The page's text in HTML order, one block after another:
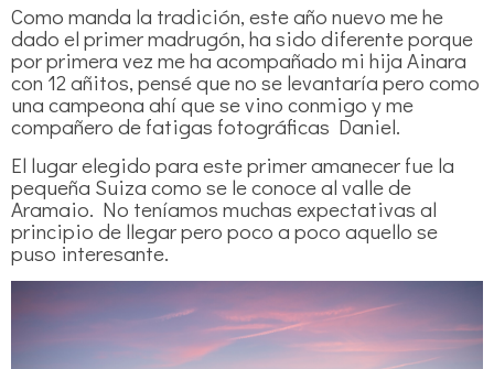
Como manda la tradición, este año nuevo me he
dado el primer madrugón, ha sido diferente porque
por primera vez me ha acompañado mi hija Ainara
con 12 añitos, pensé que no se levantaría pero como
una campeona ahí que se vino conmigo y me
compañero de fatigas fotográficas Daniel.
El lugar elegido para este primer amanecer fue la
pequeña Suiza como se le conoce al valle de
Aramaio. No teníamos muchas expectativas al
principio de llegar pero poco a poco aquello se
puso interesante.